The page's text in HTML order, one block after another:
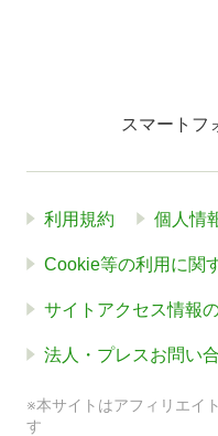
スマートフ
利用規約 個人情
Cookie等の利用に関
サイトアクセス情報
法人・プレスお問い
※本サイトはアフィリエイ
す